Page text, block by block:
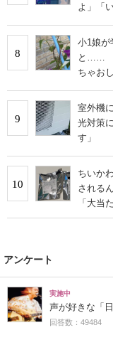
よ」「
8
小1娘
と……
ちゃお
9
室外機
光対策
す」
10
ちいか
される
「大当
アンケート
実施中
声が好きな「
回答数：49484